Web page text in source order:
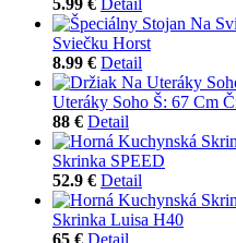
Sviečku Horst
8.99 € Detail
Uteráky Soho Š: 67 Cm
88 € Detail
Skrinka SPEED
52.9 € Detail
Skrinka Luisa H40
65 € Detail